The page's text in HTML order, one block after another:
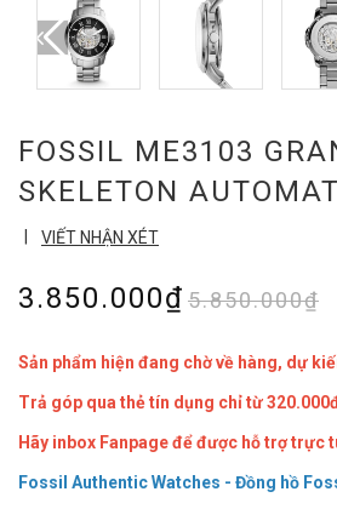
FOSSIL ME3103
SKELETON
VIẾT NHẬN XÉT
3.850.000₫ 5.850.000₫
Sản phẩm hiện đang chờ về hàng, dự
Trả góp qua thẻ tín dụng chỉ từ
Hãy inbox Fanpage để được hỗ trợ trực
Fossil Authentic Watches - Đồng hồ